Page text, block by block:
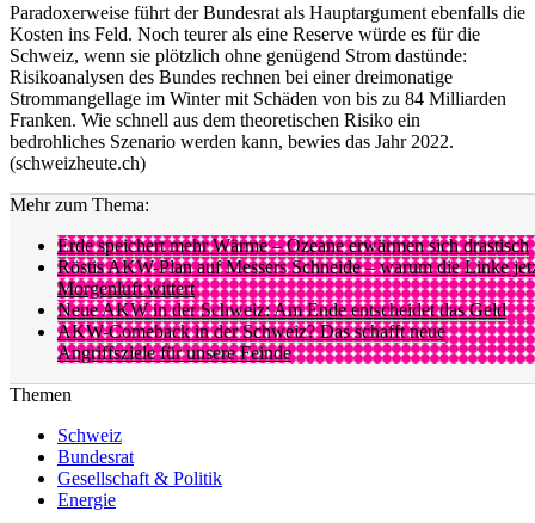
Paradoxerweise führt der Bundesrat als Hauptargument ebenfalls die
Kosten ins Feld. Noch teurer als eine Reserve würde es für die
Schweiz, wenn sie plötzlich ohne genügend Strom dastünde:
Risikoanalysen des Bundes rechnen bei einer dreimonatige
Strommangellage im Winter mit Schäden von bis zu 84 Milliarden
Franken. Wie schnell aus dem theoretischen Risiko ein
bedrohliches Szenario werden kann, bewies das Jahr 2022.
(schweizheute.ch)
Mehr zum Thema:
Erde speichert mehr Wärme – Ozeane erwärmen sich drastisch
Röstis AKW-Plan auf Messers Schneide – warum die Linke
Morgenluft wittert
Neue AKW in der Schweiz: Am Ende entscheidet das Geld
AKW-Comeback in der Schweiz? Das schafft neue
Angriffsziele für unsere Feinde
Themen
Schweiz
Bundesrat
Gesellschaft & Politik
Energie